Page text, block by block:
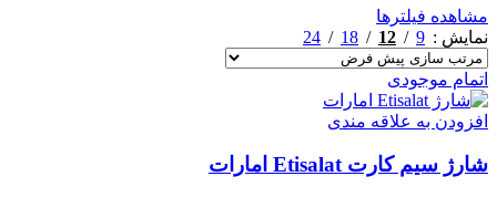
مشاهده فیلترها
نمایش
9
12
18
24
اتمام موجودی
افزودن به علاقه مندی
شارژ سیم کارت Etisalat امارات